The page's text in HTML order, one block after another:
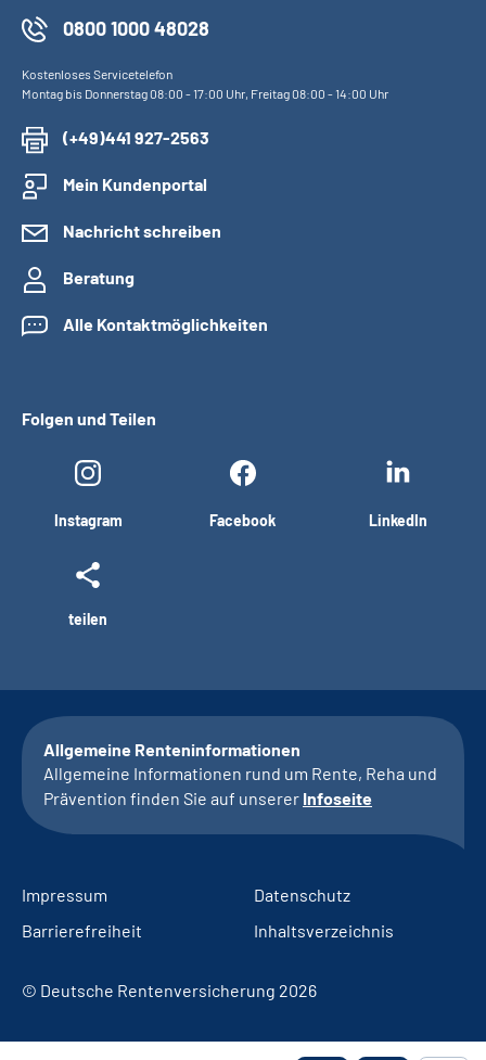
0800 1000 48028
Kostenloses Servicetelefon
Montag bis Donnerstag 08:00 - 17:00 Uhr, Freitag 08:00 - 14:00 Uhr
(+49)441 927-2563
Mein Kundenportal
Nachricht schreiben
Beratung
Alle Kontaktmöglichkeiten
Folgen und Teilen
Instagram Facebook LinkedIn
teilen
Allgemeine Renteninformationen
Allgemeine Informationen rund um Rente, Reha und
Prävention finden Sie auf unserer Infoseite
Impressum
Datenschutz
Barrierefreiheit
Inhaltsverzeichnis
© Deutsche Rentenversicherung 2026